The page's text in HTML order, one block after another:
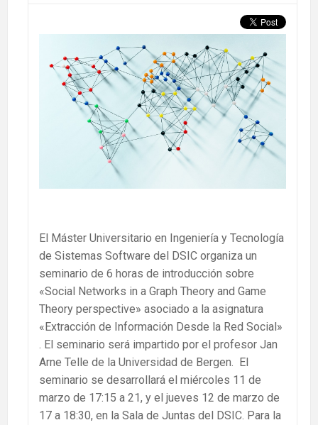
El Máster Universitario en Ingeniería y Tecnología
de Sistemas Software del DSIC organiza un
seminario de 6 horas de introducción sobre
«Social Networks in a Graph Theory and Game
Theory perspective» asociado a la asignatura
«Extracción de Información Desde la Red Social»
. El seminario será impartido por el profesor Jan
Arne Telle de la Universidad de Bergen. El
seminario se desarrollará el miércoles 11 de
marzo de 17:15 a 21, y el jueves 12 de marzo de
17 a 18:30, en la Sala de Juntas del DSIC. Para la